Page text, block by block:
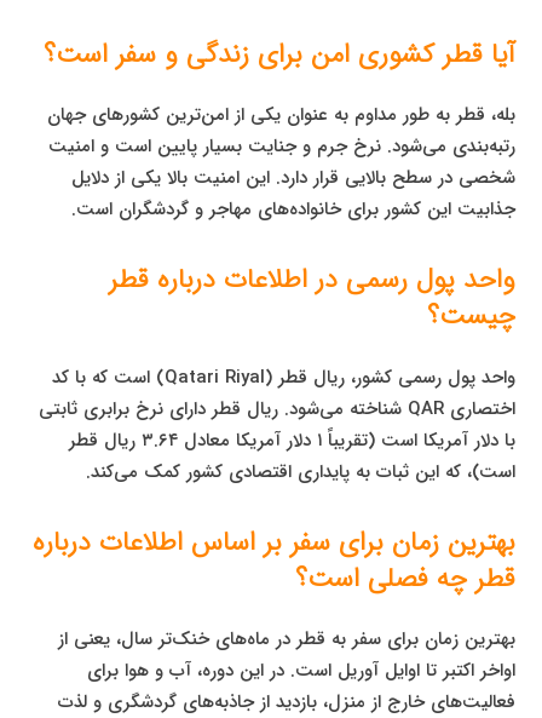
آیا قطر کشوری امن برای زندگی و سفر است؟
بله، قطر به طور مداوم به عنوان یکی از امن‌ترین کشورهای جهان
رتبه‌بندی می‌شود. نرخ جرم و جنایت بسیار پایین است و امنیت
شخصی در سطح بالایی قرار دارد. این امنیت بالا یکی از دلایل
جذابیت این کشور برای خانواده‌های مهاجر و گردشگران است.
واحد پول رسمی در اطلاعات درباره قطر
چیست؟
واحد پول رسمی کشور، ریال قطر (Qatari Riyal) است که با کد
اختصاری QAR شناخته می‌شود. ریال قطر دارای نرخ برابری ثابتی
با دلار آمریکا است (تقریباً ۱ دلار آمریکا معادل ۳.۶۴ ریال قطر
است)، که این ثبات به پایداری اقتصادی کشور کمک می‌کند.
بهترین زمان برای سفر بر اساس اطلاعات درباره
قطر چه فصلی است؟
بهترین زمان برای سفر به قطر در ماه‌های خنک‌تر سال، یعنی از
اواخر اکتبر تا اوایل آوریل است. در این دوره، آب و هوا برای
فعالیت‌های خارج از منزل، بازدید از جاذبه‌های گردشگری و لذت